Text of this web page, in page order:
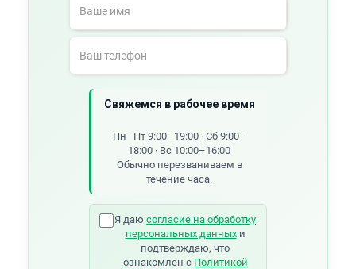
Свяжемся в рабочее время
Пн–Пт 9:00–19:00 · Сб 9:00–
18:00 · Вс 10:00–16:00
Обычно перезваниваем в
течение часа.
Я даю согласие на обработку
персональных данныхи
подтверждаю, что
ознакомлен с Политикой